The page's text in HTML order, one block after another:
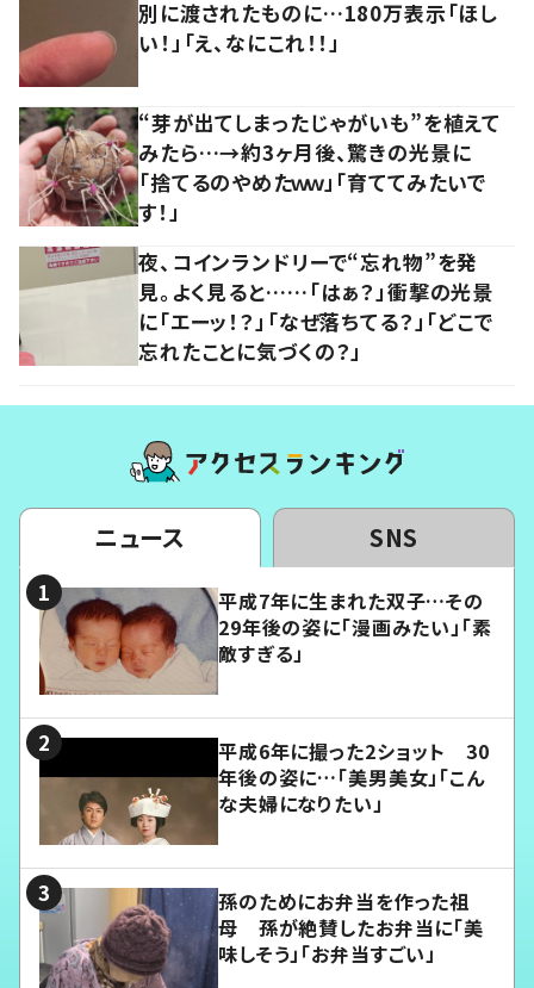
別に渡されたものに…180万表示「ほし
い！」「え、なにこれ！！」
“芽が出てしまったじゃがいも”を植えて
みたら…→約3ヶ月後、驚きの光景に
「捨てるのやめたｗｗ」「育ててみたいで
す！」
夜、コインランドリーで“忘れ物”を発
見。よく見ると……「はぁ？」衝撃の光景
に「エーッ！？」「なぜ落ちてる？」「どこで
忘れたことに気づくの？」
ニュース SNS
平成7年に生まれた双子…その
29年後の姿に「漫画みたい」「素
敵すぎる」
平成6年に撮った2ショット 30
年後の姿に…「美男美女」「こん
な夫婦になりたい」
孫のためにお弁当を作った祖
母 孫が絶賛したお弁当に「美
味しそう」「お弁当すごい」